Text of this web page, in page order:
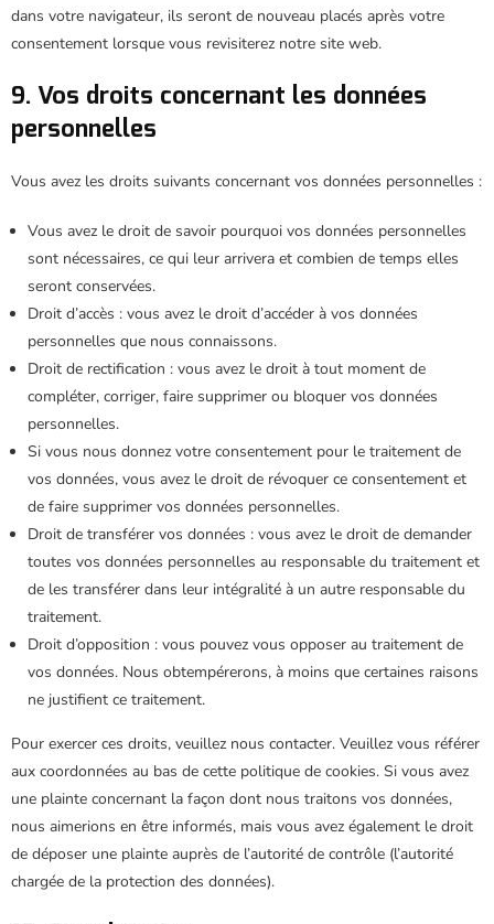
dans votre navigateur, ils seront de nouveau placés après votre
consentement lorsque vous revisiterez notre site web.
9. Vos droits concernant les données
personnelles
Vous avez les droits suivants concernant vos données personnelles :
Vous avez le droit de savoir pourquoi vos données personnelles
sont nécessaires, ce qui leur arrivera et combien de temps elles
seront conservées.
Droit d’accès : vous avez le droit d’accéder à vos données
personnelles que nous connaissons.
Droit de rectification : vous avez le droit à tout moment de
compléter, corriger, faire supprimer ou bloquer vos données
personnelles.
Si vous nous donnez votre consentement pour le traitement de
vos données, vous avez le droit de révoquer ce consentement et
de faire supprimer vos données personnelles.
Droit de transférer vos données : vous avez le droit de demander
toutes vos données personnelles au responsable du traitement et
de les transférer dans leur intégralité à un autre responsable du
traitement.
Droit d’opposition : vous pouvez vous opposer au traitement de
vos données. Nous obtempérerons, à moins que certaines raisons
ne justifient ce traitement.
Pour exercer ces droits, veuillez nous contacter. Veuillez vous référer
aux coordonnées au bas de cette politique de cookies. Si vous avez
une plainte concernant la façon dont nous traitons vos données,
nous aimerions en être informés, mais vous avez également le droit
de déposer une plainte auprès de l’autorité de contrôle (l’autorité
chargée de la protection des données).